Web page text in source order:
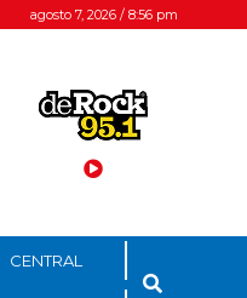
agosto 7, 2026 / 8:56 pm
CENTRAL